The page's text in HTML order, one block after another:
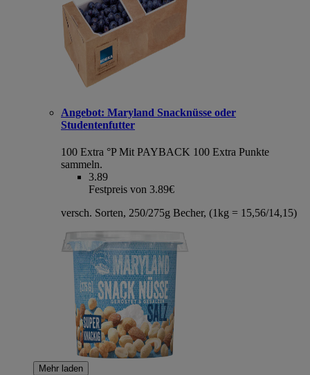
Angebot: Maryland Snacknüsse oder
Studentenfutter
100 Extra °P Mit PAYBACK 100 Extra Punkte
sammeln.
3.89
Festpreis von 3.89€
versch. Sorten, 250/275g Becher, (1kg = 15,56/14,15)
Mehr laden